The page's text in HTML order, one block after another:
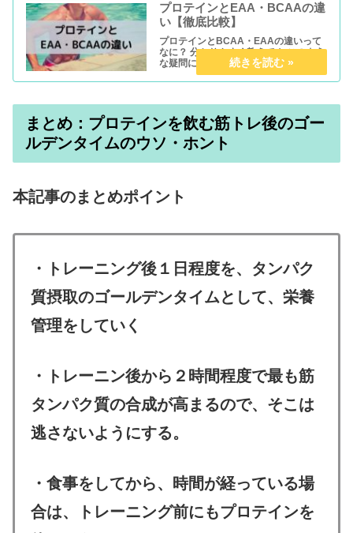
プロテインとEAA・BCAAの違
い【徹底比較】
プロテインとBCAA・EAAの違いって
なに？ 分かりやすく教えて！ このよう
な疑問にお答えします。 本記事では、
『プロテインとEAA・BCAAの違い』
についてが分かりやすくまとまってい
ば『プロテインとEA...
まとめ：プロテインを飲む筋トレ後のゴー
ルデンタイムのウソ・ホント
本記事のまとめポイント
・トレーニング後１日程度を、タンパク
質摂取のゴールデンタイムとして、栄養
管理をしていく
・トレーニン後から２時間程度で最も筋
タンパク質の合成が高まるので、そこは
逃さないようにする。
・食事をしてから、時間が経っている場
合は、トレーニング前にもプロテインを